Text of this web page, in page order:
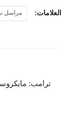
العلامات: مراسل
ترامب: